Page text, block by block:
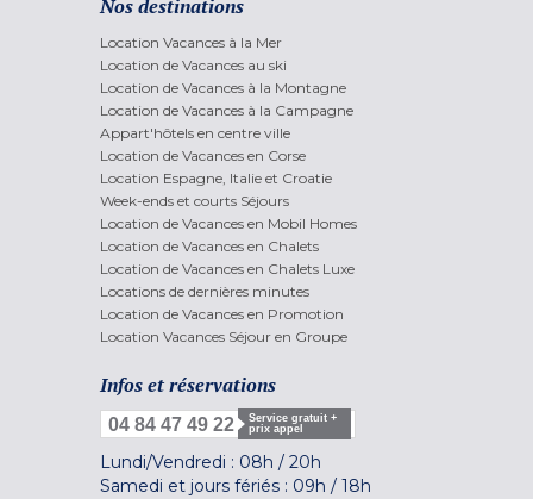
Nos destinations
Location Vacances à la Mer
Location de Vacances au ski
Location de Vacances à la Montagne
Location de Vacances à la Campagne
Appart'hôtels en centre ville
Location de Vacances en Corse
Location Espagne, Italie et Croatie
Week-ends et courts Séjours
Location de Vacances en Mobil Homes
Location de Vacances en Chalets
Location de Vacances en Chalets Luxe
Locations de dernières minutes
Location de Vacances en Promotion
Location Vacances Séjour en Groupe
Infos et réservations
04 84 47 49 22
Service gratuit +
prix appel
Lundi/Vendredi : 08h / 20h
Samedi et jours fériés : 09h / 18h